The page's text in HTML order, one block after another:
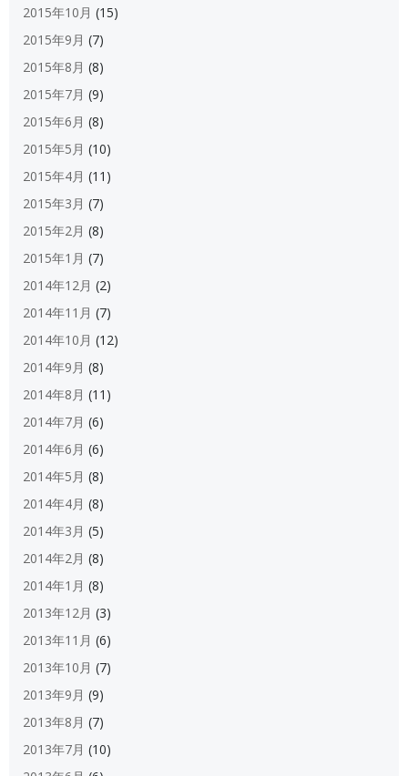
2015年10月 (15)
2015年9月 (7)
2015年8月 (8)
2015年7月 (9)
2015年6月 (8)
2015年5月 (10)
2015年4月 (11)
2015年3月 (7)
2015年2月 (8)
2015年1月 (7)
2014年12月 (2)
2014年11月 (7)
2014年10月 (12)
2014年9月 (8)
2014年8月 (11)
2014年7月 (6)
2014年6月 (6)
2014年5月 (8)
2014年4月 (8)
2014年3月 (5)
2014年2月 (8)
2014年1月 (8)
2013年12月 (3)
2013年11月 (6)
2013年10月 (7)
2013年9月 (9)
2013年8月 (7)
2013年7月 (10)